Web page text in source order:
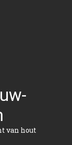
van hout